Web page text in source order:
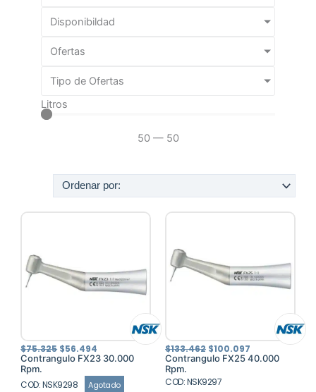
Disponibildad
Ofertas
Tipo de Ofertas
Litros
50 — 50
$75.325 El
precio
original
$75.325.
$56.494
precio
actual
es:
$56.494.
Contrangulo FX23 30.000
Rpm.
COD: NSK9298 Agotado
$133.462 El
precio
original
$133.462.
$100.097
precio
actual
Contrangulo FX25 40.000
Rpm.
COD: NSK9297